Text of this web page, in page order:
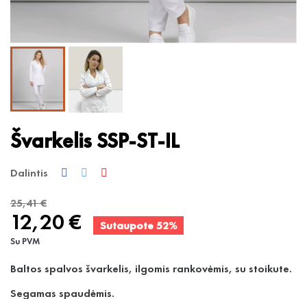
Švarkelis SSP-ST-IL
Dalintis
25,41 €
12,20 € Sutaupote 52%
Su PVM
Baltos spalvos švarkelis, ilgomis rankovėmis, su stoikute.
Segamas spaudėmis.